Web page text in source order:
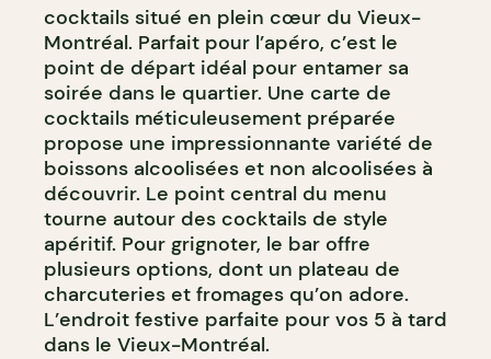
cocktails situé en plein cœur du Vieux-
Montréal. Parfait pour l’apéro, c’est le
point de départ idéal pour entamer sa
soirée dans le quartier. Une carte de
cocktails méticuleusement préparée
propose une impressionnante variété de
boissons alcoolisées et non alcoolisées à
découvrir. Le point central du menu
tourne autour des cocktails de style
apéritif. Pour grignoter, le bar offre
plusieurs options, dont un plateau de
charcuteries et fromages qu’on adore.
L’endroit festive parfaite pour vos 5 à tard
dans le Vieux-Montréal.